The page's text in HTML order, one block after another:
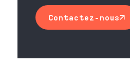
Contactez-nous